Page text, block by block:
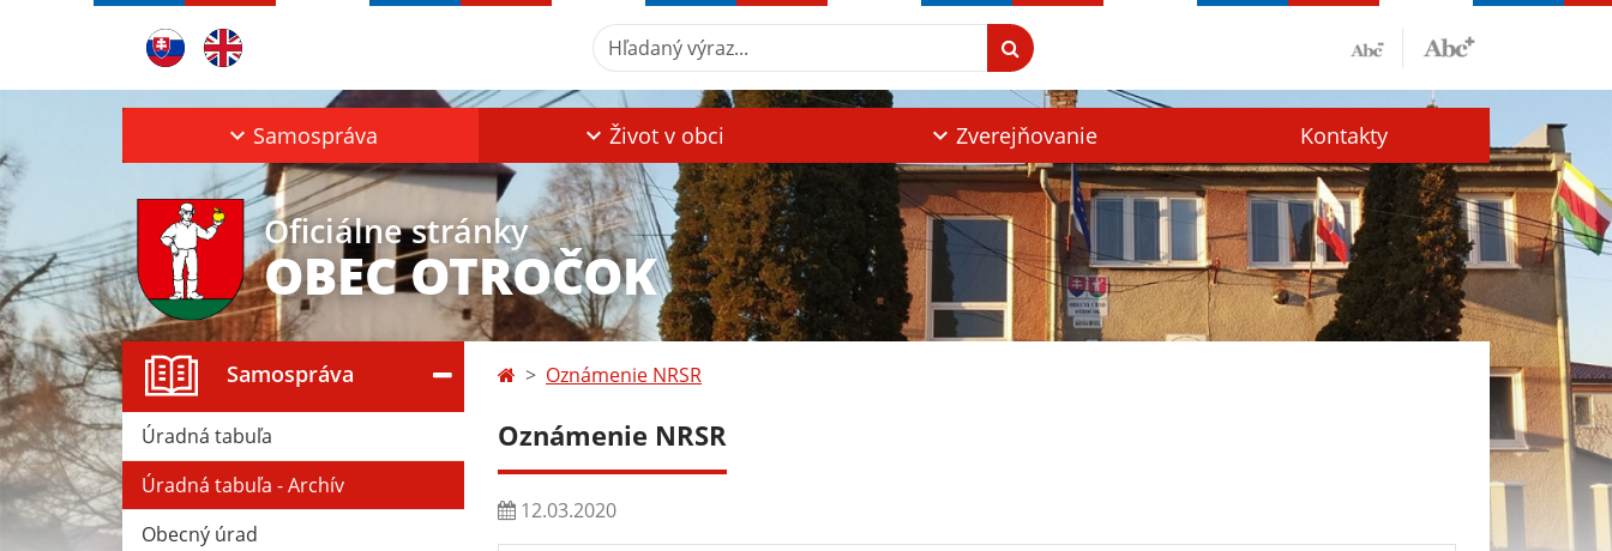
Hľadaný výraz...
Samospráva Život v obci Zverejňovanie Kontakty
Oficiálne stránky
OBEC OTROČOK
Samospráva
Úradná tabuľa
Úradná tabuľa - Archív
Obecný úrad
Oznámenie NRSR
Oznámenie NRSR
12.03.2020